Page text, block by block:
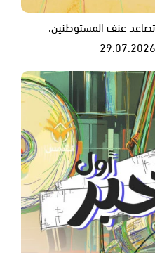
عنف المستوطنين،